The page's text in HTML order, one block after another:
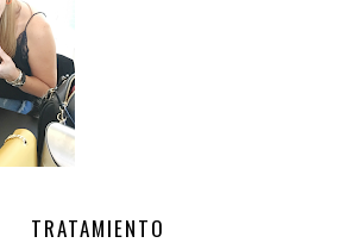
TRATAMIENTO